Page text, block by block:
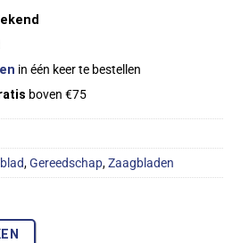
in één keer te bestellen
boven €75
,Gereedschap,Zaagbladen